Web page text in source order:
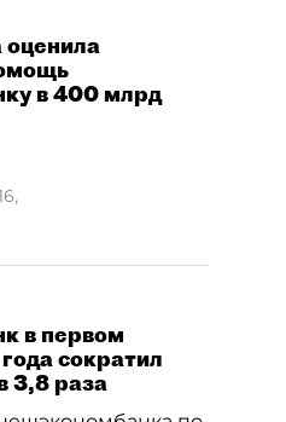
оценила
в 400 млрд
,
в первом
сократил
3,8 раза